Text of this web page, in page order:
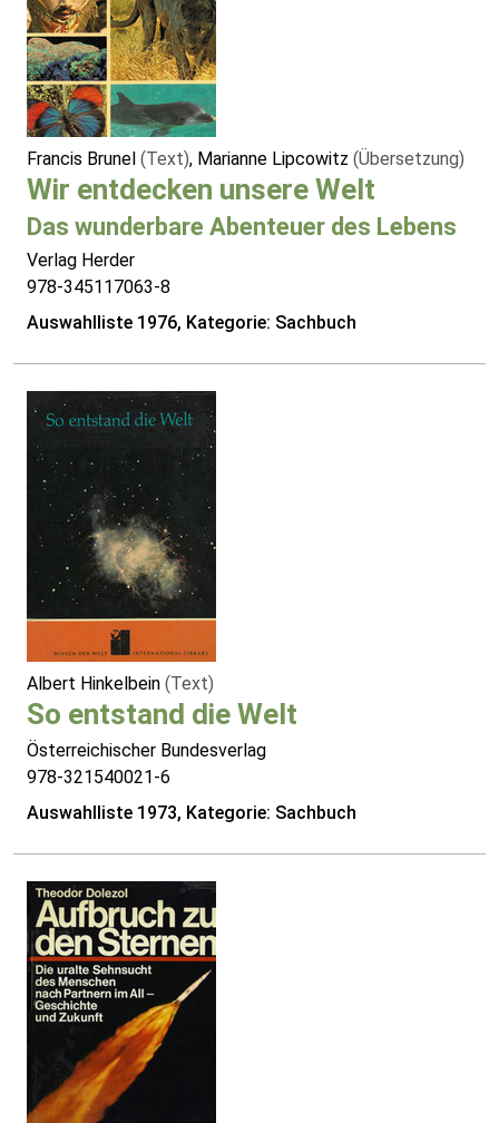
Francis Brunel (Text), Marianne Lipcowitz (Übersetzung)
Wir entdecken unsere Welt
Das wunderbare Abenteuer des Lebens
Verlag Herder
978-345117063-8
Auswahlliste 1976, Kategorie: Sachbuch
Albert Hinkelbein (Text)
So entstand die Welt
Österreichischer Bundesverlag
978-321540021-6
Auswahlliste 1973, Kategorie: Sachbuch